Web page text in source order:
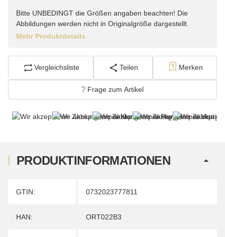
Bitte UNBEDINGT die Größen angaben beachten! Die
Abbildungen werden nicht in Originalgröße dargestellt.
Mehr Produktdetails
Vergleichsliste Teilen Merken
Frage zum Artikel
PRODUKTINFORMATIONEN
Produkteigenschaft
Wert
GTIN: 0732023777811
HAN: ORT022B3